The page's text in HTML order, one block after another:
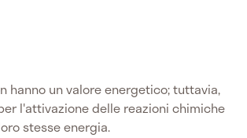
hanno un valore energetico; tuttavia,
l'attivazione delle reazioni chimiche
stesse energia.